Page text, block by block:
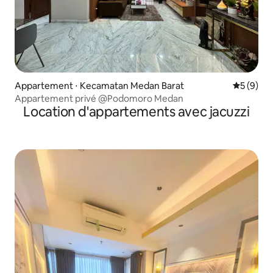
Appartement ⋅ Kecamatan Medan Barat
5 (9)
Appartement privé @Podomoro Medan
Location d'appartements avec jacuzzi